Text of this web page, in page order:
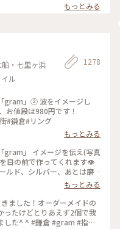
もっとみる
・七里ヶ浜
ル
1278
をイメージし
お値段は980円です！
#鎌倉#リング
もっとみる
gram」 イメージを伝え(写真
目の前で作ってくれます👁
ルド、シルバー、あとは磨
💍😊✨✨ 今回は、左からピ
の
び入れました😱😱‼️(平日の
かったです😊 まさか、入れ
もっとみる
ました！オーダーメイドの
ったけどとりあえず2個で我
した^ ^ #鎌倉 #gram #指輪